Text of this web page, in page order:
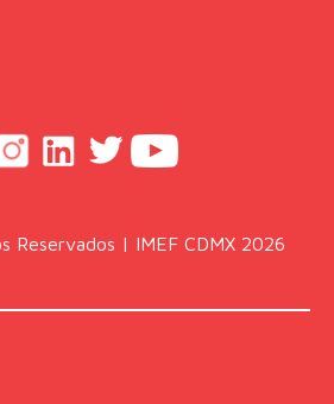
Reservados | IMEF CDMX 2026